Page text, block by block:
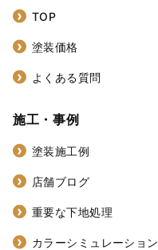
TOP
塗装価格
よくある質問
施工・事例
塗装施工例
店舗ブログ
重要な下地処理
カラーシミュレーション